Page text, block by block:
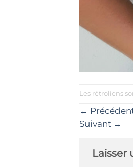
Les rétroliens
←
Suivant →
Laisser